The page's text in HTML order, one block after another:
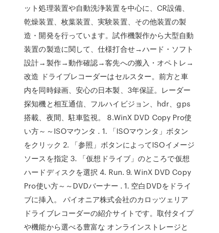
ット処理装置や自動洗浄装置を中心に、CR設備、
乾燥装置、枚葉装置、実験装置、その他装置の製
造・開発を行っています。試作機製作から大型自動
装置の製造に関して、仕様打合せ→ハード・ソフト
設計→製作→動作確認→客先への搬入・オペトレ→
改造 ドライブレコーダーはセルスター。前方と車
内を同時録画、安心の日本製、3年保証。レーダー
探知機と相互通信、フルハイビジョン、hdr、gps
搭載、夜間、駐車監視。 8.WinX DVD Copy Pro使
い方～～ISOマウンタ . 1. 「ISOマウンタ」ボタン
をクリック 2. 「参照」ボタンによってISOイメージ
ソースを指定 3. 「仮想ドライブ」のところで仮想
ハードディスクを選択 4. Run. 9. WinX DVD Copy
Pro使い方～～DVDバーナー . 1. 空白DVDをドライ
ブに挿入。 パイオニア株式会社のカロッツェリア
ドライブレコーダーの紹介サイトです。取付タイプ
や機能から選べる豊富な オンラインストレージと